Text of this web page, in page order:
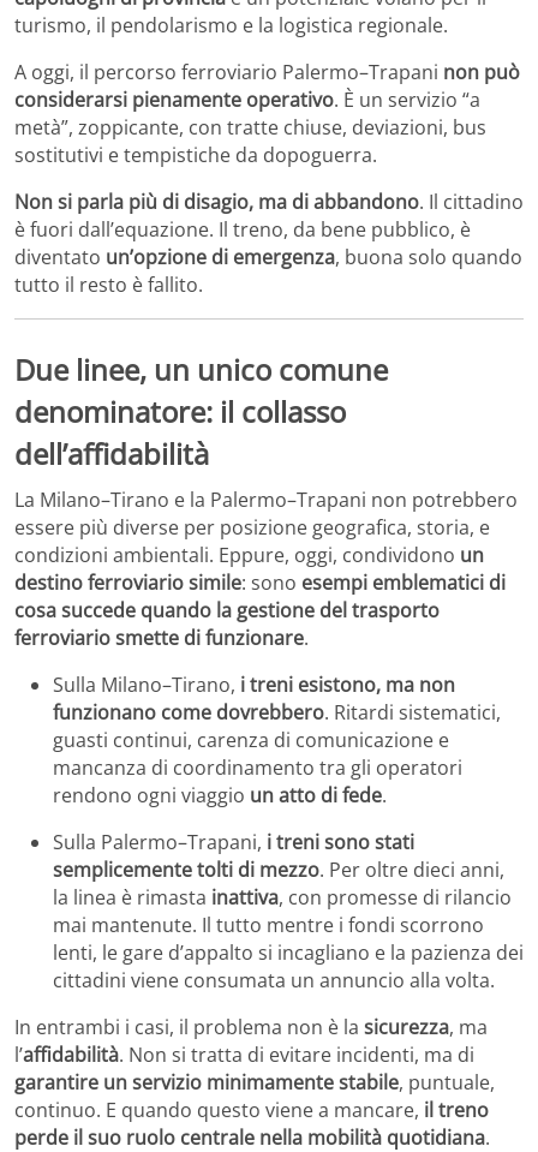
turismo, il pendolarismo e la logistica regionale.
A oggi, il percorso ferroviario Palermo–Trapani non può
considerarsi pienamente operativo. È un servizio “a
metà”, zoppicante, con tratte chiuse, deviazioni, bus
sostitutivi e tempistiche da dopoguerra.
Non si parla più di disagio, ma di abbandono. Il cittadino
è fuori dall’equazione. Il treno, da bene pubblico, è
diventato un’opzione di emergenza, buona solo quando
tutto il resto è fallito.
Due linee, un unico comune
denominatore: il collasso
dell’affidabilità
La Milano–Tirano e la Palermo–Trapani non potrebbero
essere più diverse per posizione geografica, storia, e
condizioni ambientali. Eppure, oggi, condividono un
destino ferroviario simile: sono esempi emblematici di
cosa succede quando la gestione del trasporto
ferroviario smette di funzionare.
Sulla Milano–Tirano, i treni esistono, ma non
funzionano come dovrebbero. Ritardi sistematici,
guasti continui, carenza di comunicazione e
mancanza di coordinamento tra gli operatori
rendono ogni viaggio un atto di fede.
Sulla Palermo–Trapani, i treni sono stati
semplicemente tolti di mezzo. Per oltre dieci anni,
la linea è rimasta inattiva, con promesse di rilancio
mai mantenute. Il tutto mentre i fondi scorrono
lenti, le gare d’appalto si incagliano e la pazienza dei
cittadini viene consumata un annuncio alla volta.
In entrambi i casi, il problema non è la sicurezza, ma
l’affidabilità. Non si tratta di evitare incidenti, ma di
garantire un servizio minimamente stabile, puntuale,
continuo. E quando questo viene a mancare, il treno
perde il suo ruolo centrale nella mobilità quotidiana.